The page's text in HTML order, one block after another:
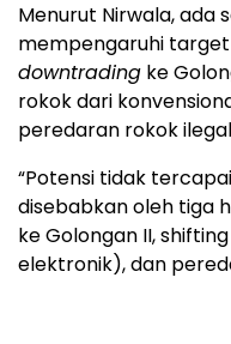
Menurut Nirwala, ada
mempengaruhi target
downtrading ke
rokok dari
peredaran rokok
“Potensi tidak
disebabkan oleh tiga
ke Golongan II,
elektronik), dan